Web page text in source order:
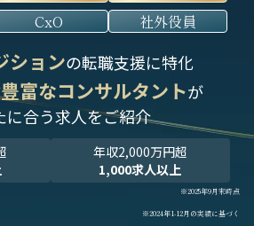
CxO 社外役員
ションの転職支援に特化
富なコンサルタントが
に合う求人をご紹介
年収2,000万円超
1,000求人以上
※2025年9月末時点
※2024年1-12月の実績に基づく